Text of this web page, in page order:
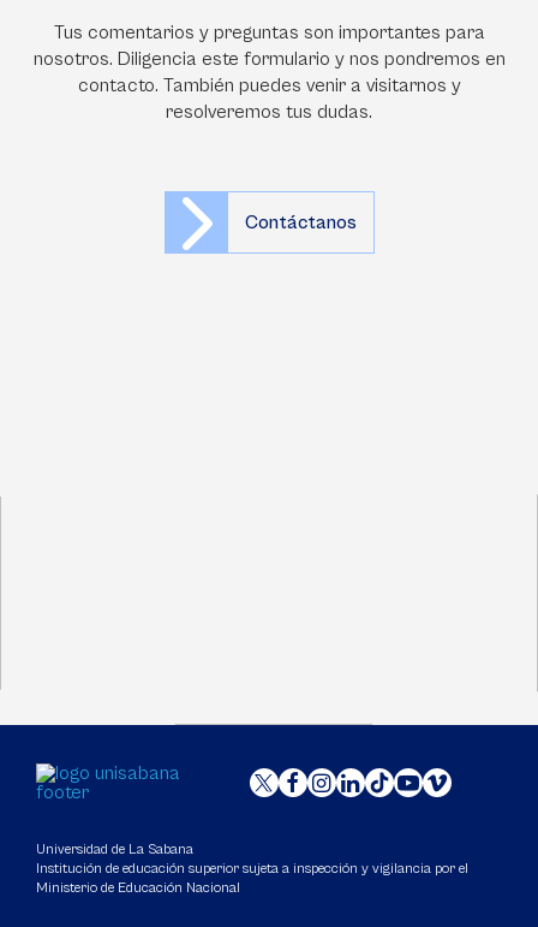
Tus comentarios y preguntas son importantes para
nosotros. Diligencia este formulario y nos pondremos en
contacto. También puedes venir a visitarnos y
resolveremos tus dudas.
Contáctanos
Universidad de La Sabana
Institución de educación superior sujeta a inspección y vigilancia por el
Ministerio de Educación Nacional